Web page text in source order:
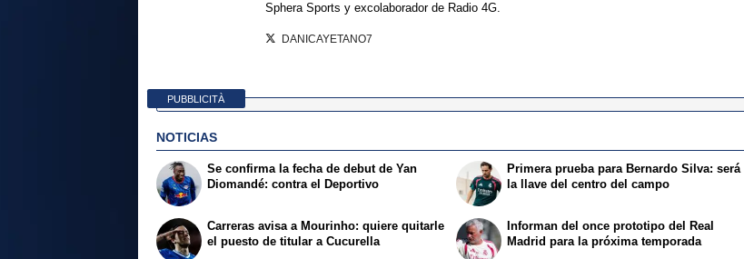
Sphera Sports y excolaborador de Radio 4G.
DANICAYETANO7
PUBBLICITÀ
NOTICIAS
Se confirma la fecha de debut de Yan
Diomandé: contra el Deportivo
Carreras avisa a Mourinho: quiere quitarle
el puesto de titular a Cucurella
Primera prueba para Bernardo Silva: será
la llave del centro del campo
Informan del once prototipo del Real
Madrid para la próxima temporada